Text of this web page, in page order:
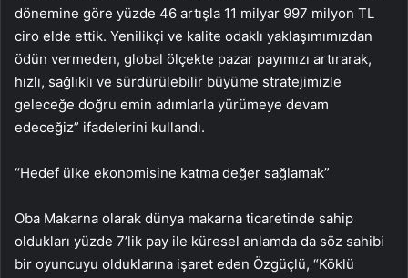
dönemine göre yüzde 46 artışla 11 milyar 997 milyon TL
ciro elde ettik. Yenilikçi ve kalite odaklı yaklaşımımızdan
ödün vermeden, global ölçekte pazar payımızı artırarak,
hızlı, sağlıklı ve sürdürülebilir büyüme stratejimizle
geleceğe doğru emin adımlarla yürümeye devam
edeceğiz” ifadelerini kullandı.
“Hedef ülke ekonomisine katma değer sağlamak”
Oba Makarna olarak dünya makarna ticaretinde sahip
oldukları yüzde 7’lik pay ile küresel anlamda da söz sahibi
bir oyuncuyu olduklarına işaret eden Özgüçlü, “Köklü